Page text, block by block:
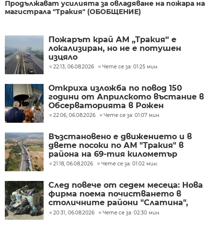
Продължават усилията за овладяване на пожара на
магистрала "Тракия" (ОБОБЩЕНИЕ)
Пожарът край АМ „Тракия“ е
локализиран, но не е потушен
изцяло
22:13, 06.08.2026 Чете се за: 01:25 мин.
Откриха изложба по повод 150
години от Априлското въстание в
Обсерваторията в Рожен
22:06, 06.08.2026 Чете се за: 01:07 мин.
Възстановено е движението и в
двете посоки по АМ "Тракия" в
района на 69-тия километър
21:18, 06.08.2026 Чете се за: 01:02 мин.
След повече от седем месеца: Нова
фирма поема почистването в
столичните райони "Слатина",
"Подуяне" и "Изгрев"
20:31, 06.08.2026 Чете се за: 02:30 мин.